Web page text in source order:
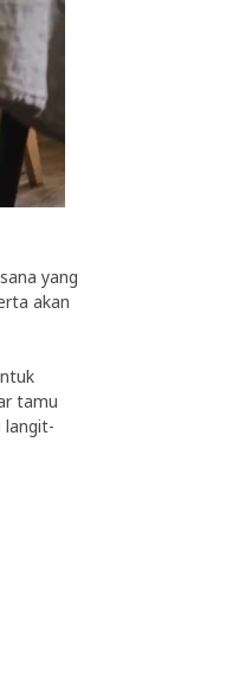
yang
akan
tamu
langit-